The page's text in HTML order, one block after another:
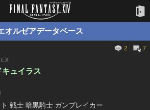
オルゼアデータベース
2
7
EX
キュイラス
戦士 暗黒騎士 ガンブレイカー